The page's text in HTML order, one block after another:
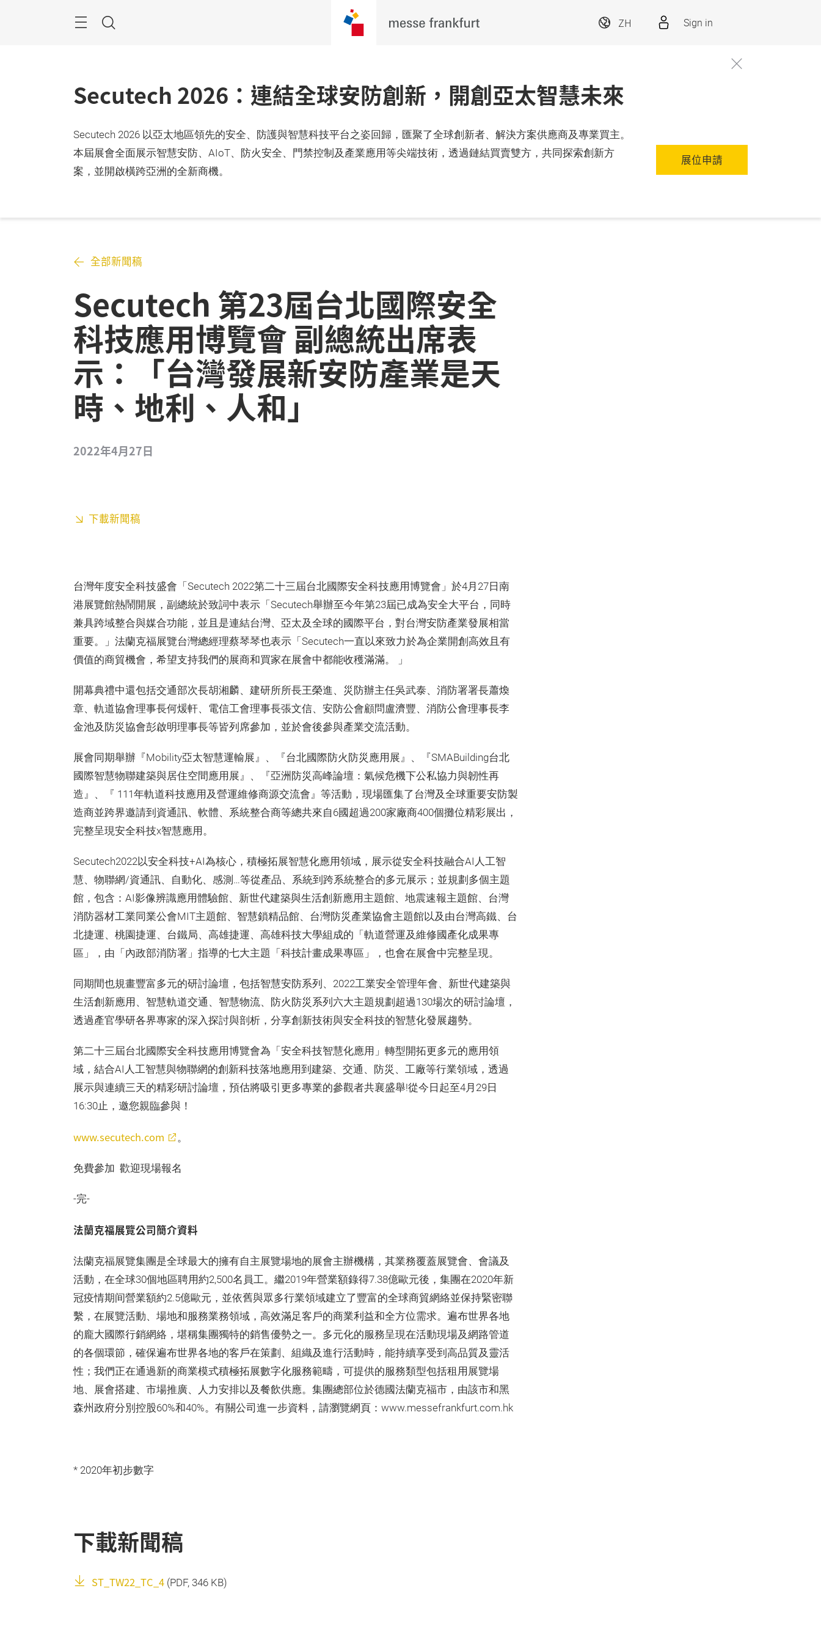
目
搜
ZH Sign in
Secutech 2026：連結全球安防創新，開創亞太智慧未來
Secutech 2026 以亞太地區領先的安全、防護與智慧科技平台之姿回歸，匯聚了全球創新者、解決方案供應商及專業買主。
本屆展會全面展示智慧安防、AIoT、防火安全、門禁控制及產業應用等尖端技術，透過鏈結買賣雙方，共同探索創新方
案，並開啟橫跨亞洲的全新商機。
展位申請
全部新聞稿
Secutech 第23屆台北國際安全
科技應用博覽會 副總統出席表
示：「台灣發展新安防產業是天
時、地利、人和」
2022年4月27日
下載新聞稿
台灣年度安全科技盛會「Secutech 2022第二十三屆台北國際安全科技應用博覽會」於4月27日南
港展覽館熱鬧開展，副總統於致詞中表示「Secutech舉辦至今年第23屆已成為安全大平台，同時
兼具跨域整合與媒合功能，並且是連結台灣、亞太及全球的國際平台，對台灣安防產業發展相當
重要。」法蘭克福展覽台灣總經理蔡琴琴也表示「Secutech一直以來致力於為企業開創高效且有
價值的商貿機會，希望支持我們的展商和買家在展會中都能收穫滿滿。 」
開幕典禮中還包括交通部次長胡湘麟、建研所所長王榮進、災防辦主任吳武泰、消防署署長蕭煥
章、軌道協會理事長何煖軒、電信工會理事長張文信、安防公會顧問盧濟豐、消防公會理事長李
金池及防災協會彭啟明理事長等皆列席參加，並於會後參與產業交流活動。
展會同期舉辦『Mobility亞太智慧運輸展』、『台北國際防火防災應用展』、『SMABuilding台北
國際智慧物聯建築與居住空間應用展』、『亞洲防災高峰論壇：氣候危機下公私協力與韌性再
造』、『 111年軌道科技應用及營運維修商源交流會』等活動，現場匯集了台灣及全球重要安防製
造商並跨界邀請到資通訊、軟體、系統整合商等總共來自6國超過200家廠商400個攤位精彩展出，
完整呈現安全科技x智慧應用。
Secutech2022以安全科技+AI為核心，積極拓展智慧化應用領域，展示從安全科技融合AI人工智
慧、物聯網/資通訊、自動化、感測…等從產品、系統到跨系統整合的多元展示；並規劃多個主題
館，包含：AI影像辨識應用體驗館、新世代建築與生活創新應用主題館、地震速報主題館、台灣
消防器材工業同業公會MIT主題館、智慧鎖精品館、台灣防災產業協會主題館以及由台灣高鐵、台
北捷運、桃園捷運、台鐵局、高雄捷運、高雄科技大學組成的「軌道營運及維修國產化成果專
區」，由「內政部消防署」指導的七大主題「科技計畫成果專區」，也會在展會中完整呈現。
同期間也規畫豐富多元的研討論壇，包括智慧安防系列、2022工業安全管理年會、新世代建築與
生活創新應用、智慧軌道交通、智慧物流、防火防災系列六大主題規劃超過130場次的研討論壇，
透過產官學研各界專家的深入探討與剖析，分享創新技術與安全科技的智慧化發展趨勢。
第二十三屆台北國際安全科技應用博覽會為「安全科技智慧化應用」轉型開拓更多元的應用領
域，結合AI人工智慧與物聯網的創新科技落地應用到建築、交通、防災、工廠等行業領域，透過
展示與連續三天的精彩研討論壇，預估將吸引更多專業的參觀者共襄盛舉!從今日起至4月29日
16:30止，邀您親臨參與！
www.secutech.com 。
免費參加 歡迎現場報名
-完-
法蘭克福展覽公司簡介資料
法蘭克福展覽集團是全球最大的擁有自主展覽場地的展會主辦機構，其業務覆蓋展覽會、會議及
活動，在全球30個地區聘用約2,500名員工。繼2019年營業額錄得7.38億歐元後，集團在2020年新
冠疫情期间營業額約2.5億歐元，並依舊與眾多行業領域建立了豐富的全球商貿網絡並保持緊密聯
繫，在展覽活動、場地和服務業務領域，高效滿足客戶的商業利益和全方位需求。遍布世界各地
的龐大國際行銷網絡，堪稱集團獨特的銷售優勢之一。多元化的服務呈現在活動現場及網路管道
的各個環節，確保遍布世界各地的客戶在策劃、組織及進行活動時，能持續享受到高品質及靈活
性；我們正在通過新的商業模式積極拓展數字化服務範疇，可提供的服務類型包括租用展覽場
地、展會搭建、市場推廣、人力安排以及餐飲供應。集團總部位於德國法蘭克福市，由該市和黑
森州政府分別控股60%和40%。有關公司進一步資料，請瀏覽網頁：www.messefrankfurt.com.hk
* 2020年初步數字
下載新聞稿
ST_TW22_TC_4 (PDF, 346 KB)